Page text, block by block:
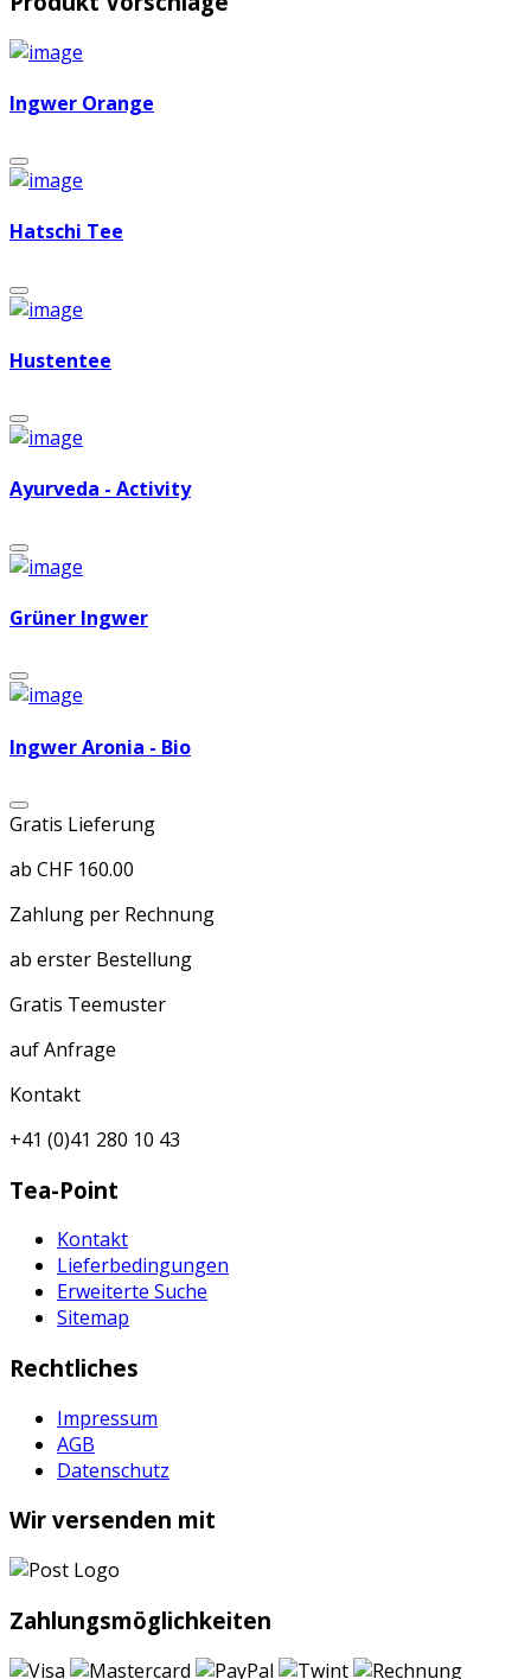
Ingwer Orange
Hatschi Tee
Hustentee
Ayurveda - Activity
Grüner Ingwer
Ingwer Aronia - Bio
Gratis Lieferung
ab CHF 160.00
Zahlung per Rechnung
ab erster Bestellung
Gratis Teemuster
auf Anfrage
Kontakt
+41 (0)41 280 10 43
Tea-Point
Kontakt
Lieferbedingungen
Erweiterte Suche
Sitemap
Rechtliches
Impressum
AGB
Datenschutz
Wir versenden mit
Zahlungsmöglichkeiten